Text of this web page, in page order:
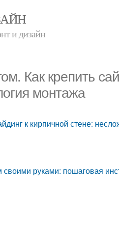
и дизайн
Как крепить
монтажа
к кирпичной стене:
руками: пошаговая